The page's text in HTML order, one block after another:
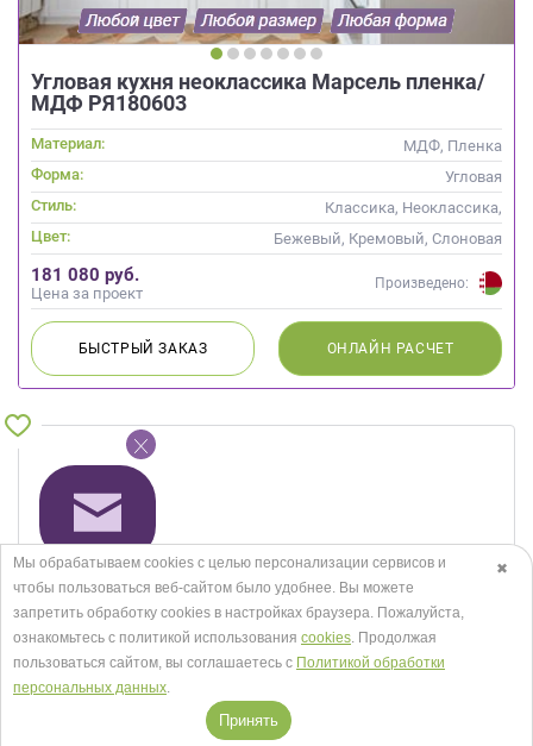
Угловая кухня неоклассика Марсель пленка/
МДФ РЯ180603
Материал:
МДФ, Пленка
Форма:
Угловая
Стиль:
Классика, Неоклассика,
Скандинавский
Цвет:
Бежевый, Кремовый, Слоновая
кость
181 080 руб.
Цена за проект
Произведено:
БЫСТРЫЙЗАКАЗ ОНЛАЙН РАСЧЕТ
✖
Мы обрабатываем cookies с целью персонализации сервисов и
чтобы пользоваться веб-сайтом было удобнее. Вы можете
запретить обработку сookies в настройках браузера. Пожалуйста,
ознакомьтесь с политикой использования cookies. Продолжая
пользоваться сайтом, вы соглашаетесь с Политикой обработки
персональных данных.
Принять